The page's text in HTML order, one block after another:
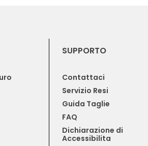
SUPPORTO
Contattaci
Servizio Resi
Guida Taglie
FAQ
Dichiarazione di
Accessibilita